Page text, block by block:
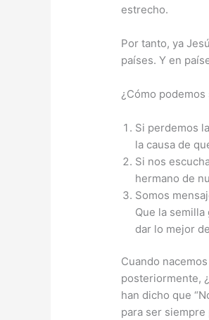
estrecho.
Por tanto, ya
países. Y en
¿Cómo
Si perdemos
la causa de
Si nos
hermano de
Somos
Que la
dar lo mejor
Cuando
posteriormente,
han dicho que
para ser siempre